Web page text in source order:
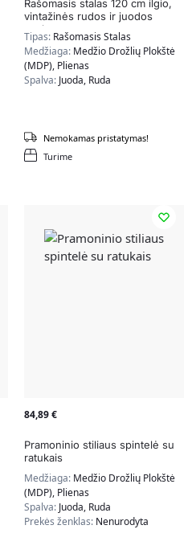
Rašomasis stalas 120 cm ilgio,
vintažinės rudos ir juodos
spalvos
Tipas: Rašomasis Stalas
Medžiaga: Medžio Drožlių Plokštė
(MDP), Plienas
Spalva: Juoda, Ruda
Turime
Nemokamas pristatymas!
84,89€
Pramoninio stiliaus spintelė su
ratukais
Medžiaga: Medžio Drožlių Plokštė
(MDP), Plienas
Spalva: Juoda, Ruda
Prekės ženklas: Nenurodyta